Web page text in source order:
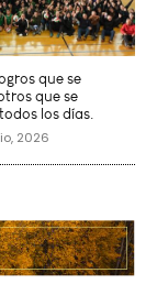
que se
que se
los días.
2026